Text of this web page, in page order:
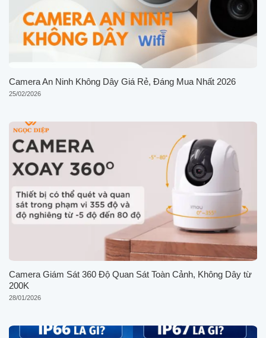
Camera An Ninh Không Dây Giá Rẻ, Đáng Mua Nhất 2026
25/02/2026
Camera Giám Sát 360 Độ Quan Sát Toàn Cảnh, Không Dây từ
200K
28/01/2026